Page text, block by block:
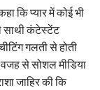
कि प्यार में कोई भी
साथी कंटेस्टेंट
गलती से होती
से सोशल मीडिया
जाहिर की कि